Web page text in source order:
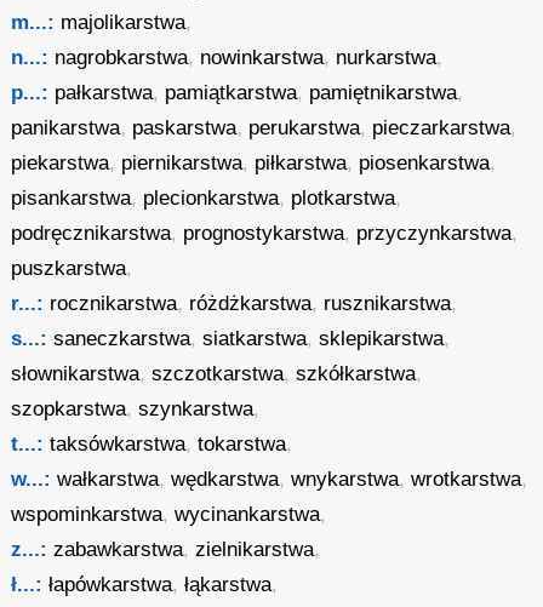
m...: majolikarstwa,
n...: nagrobkarstwa, nowinkarstwa, nurkarstwa,
p...: pałkarstwa, pamiątkarstwa, pamiętnikarstwa,
panikarstwa, paskarstwa, perukarstwa, pieczarkarstwa,
piekarstwa, piernikarstwa, piłkarstwa, piosenkarstwa,
pisankarstwa, plecionkarstwa, plotkarstwa,
podręcznikarstwa, prognostykarstwa, przyczynkarstwa,
puszkarstwa,
r...: rocznikarstwa, różdżkarstwa, rusznikarstwa,
s...: saneczkarstwa,siatkarstwa,sklepikarstwa,
słownikarstwa,szczotkarstwa,szkółkarstwa,
szopkarstwa,szynkarstwa,
t...: taksówkarstwa,tokarstwa,
w...: wałkarstwa,wędkarstwa,wnykarstwa,wrotkarstwa,
wspominkarstwa,wycinankarstwa,
z...: zabawkarstwa,zielnikarstwa,
ł...: łapówkarstwa,łąkarstwa,